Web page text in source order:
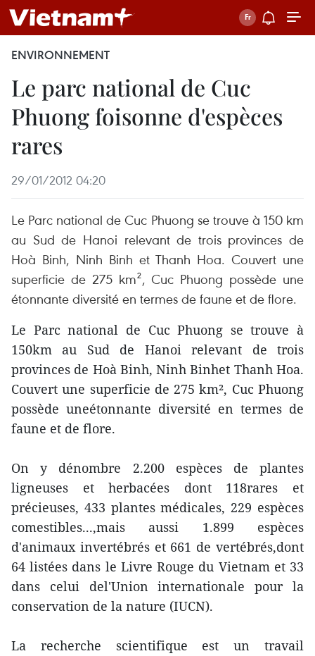
ENVIRONNEMENT
Le parc national de Cuc
Phuong foisonne d'espèces
rares
29/01/2012 04:20
Le Parc national de Cuc Phuong se trouve à 150 km
au Sud de Hanoi relevant de trois provinces de
Hoà Binh, Ninh Binh et Thanh Hoa. Couvert une
superficie de 275 km², Cuc Phuong possède une
étonnante diversité en termes de faune et de flore.
Le Parc national de Cuc Phuong se trouve à
150km au Sud de Hanoi relevant de trois
provinces de Hoà Binh, Ninh Binhet Thanh Hoa.
Couvert une superficie de 275 km², Cuc Phuong
possède uneétonnante diversité en termes de
faune et de flore.
On y dénombre 2.200 espèces de plantes
ligneuses et herbacées dont 118rares et
précieuses, 433 plantes médicales, 229 espèces
comestibles...,mais aussi 1.899 espèces
d'animaux invertébrés et 661 de vertébrés,dont
64 listées dans le Livre Rouge du Vietnam et 33
dans celui del'Union internationale pour la
conservation de la nature (IUCN).
La recherche scientifique est un travail